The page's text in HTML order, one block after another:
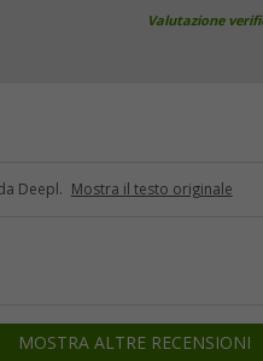
Valutazione
Deepl. Mostra il testo originale
MOSTRA ALTRE RECENSIONI